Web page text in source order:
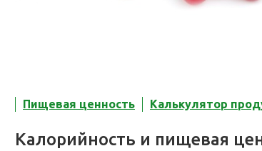
Пищевая ценность Калькулятор
Калорийность и пищевая